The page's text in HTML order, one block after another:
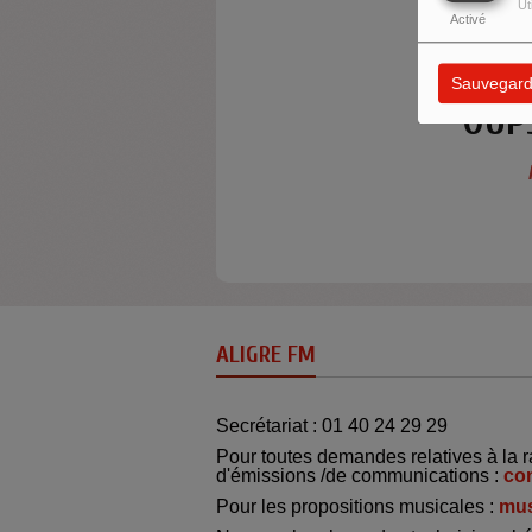
Activé
ALIGRE FM
Secrétariat : 01 40 24 29 29
Pour toutes demandes relatives à la
d'émissions /de communications :
Pour les propositions musicales :